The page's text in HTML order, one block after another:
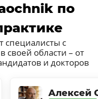
по
специалисты с
области – от
и докторов
Алексей